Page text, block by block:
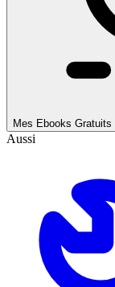
Mes Ebooks Gratuits
Aussi